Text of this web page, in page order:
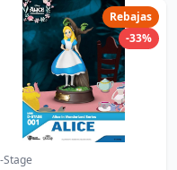
Rebajas
-33%
Stage